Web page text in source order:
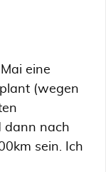
eine
(wegen
dann nach
sein. Ich